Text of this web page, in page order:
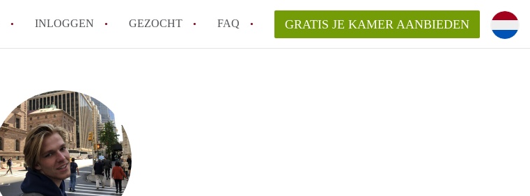
INLOGGEN GEZOCHT FAQ
Hoeveel kost het om te reageren op een Kamer in Tilburg?
Wat is de privacyverklaring van KamersTilburg?
Berekent KamersTilburg makelaarsvergoeding/bemiddelingsvergoeding?
Alle veelgestelde vragen
GRATIS JE KAMER AANBIEDEN